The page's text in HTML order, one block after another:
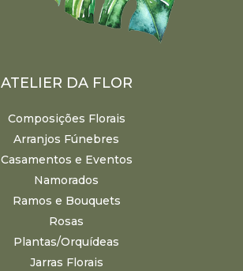
ATELIER DA FLOR
Composições Florais
Arranjos Fúnebres
Casamentos e Eventos
Namorados
Ramos e Bouquets
Rosas
Plantas/Orquídeas
Jarras Florais